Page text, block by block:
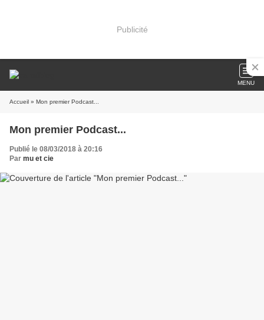
Publicité
MENU
Accueil » Mon premier Podcast...
Mon premier Podcast...
Publié le 08/03/2018 à 20:16
Par mu et cie